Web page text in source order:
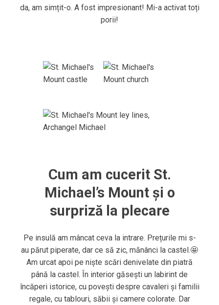
da, am simțit-o. A fost impresionant! Mi-a activat toți
porii!
Cum am cucerit St.
Michael’s Mount și o
surpriză la plecare
Pe insulă am mâncat ceva la intrare. Prețurile mi s-
au părut piperate, dar ce să zic, mănânci la castel.🤩
Am urcat apoi pe niște scări denivelate din piatră
până la castel. În interior găsești un labirint de
încăperi istorice, cu povești despre cavaleri și familii
regale, cu tablouri, săbii și camere colorate. Dar